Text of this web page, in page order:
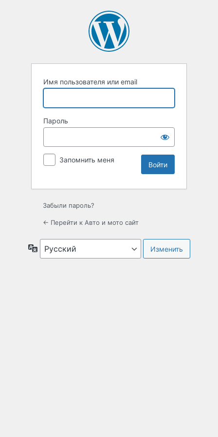
Имя пользователя или email
Пароль
Запомнить меня
Забыли пароль?
← Перейти к Авто и мото сайт
Язык